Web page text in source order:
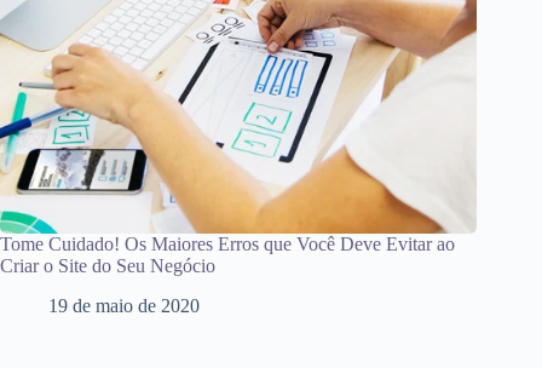
Tome Cuidado! Os Maiores Erros que Você Deve Evitar ao
Criar o Site do Seu Negócio
19 de maio de 2020